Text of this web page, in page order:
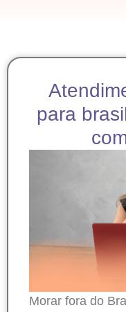
para
Morar fora do